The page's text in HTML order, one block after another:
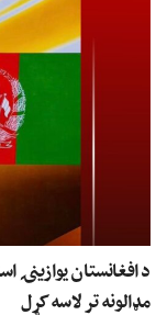
د افغانستان یوازینۍ
مډالونه تر لاسه کړل